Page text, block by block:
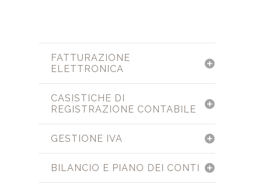
FATTURAZIONE
ELETTRONICA
CASISTICHE DI
REGISTRAZIONE CONTABILE
GESTIONE IVA
BILANCIO E PIANO DEI CONTI